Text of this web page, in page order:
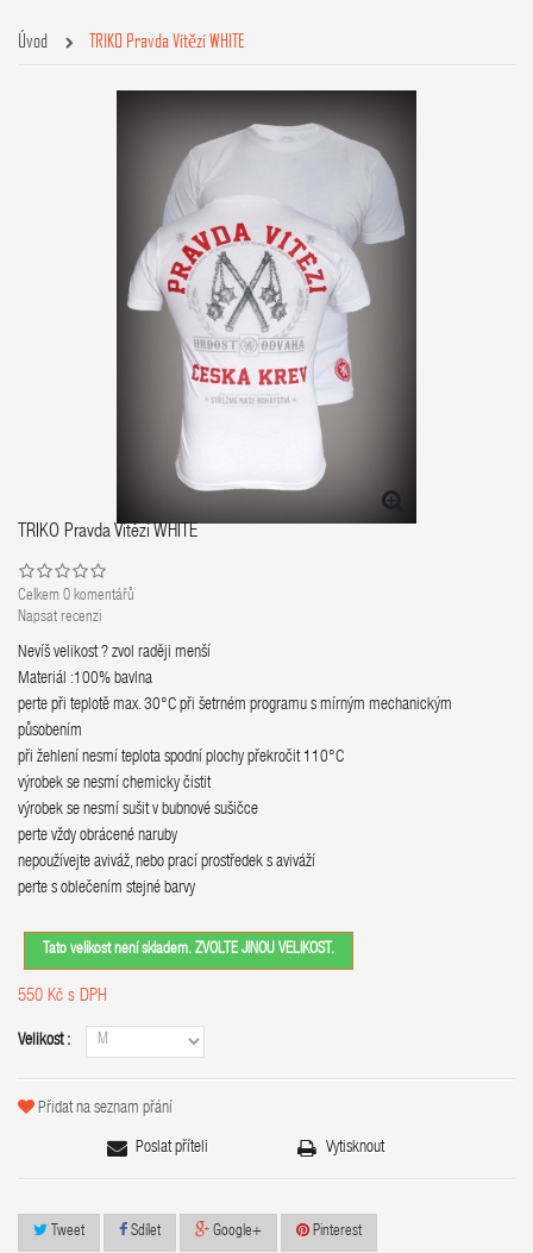
Úvod TRIKO Pravda Vítězí WHITE
TRIKO Pravda Vítězí WHITE
Celkem 0 komentářů
Napsat recenzi
Nevíš velikost ? zvol raději menší
Materiál :100% bavlna
perte při teplotě max. 30°C při šetrném programu s mírným mechanickým
působením
při žehlení nesmí teplota spodní plochy překročit 110°C
výrobek se nesmí chemicky čistit
výrobek se nesmí sušit v bubnové sušičce
perte vždy obrácené naruby
nepoužívejte aviváž, nebo prací prostředek s aviváží
perte s oblečením stejné barvy
Tato velikost není skladem. ZVOLTE JINOU VELIKOST.
550 Kč s DPH
Velikost :
Přidat na seznam přání
Poslat příteli Vytisknout
Tweet Sdílet Google+ Pinterest